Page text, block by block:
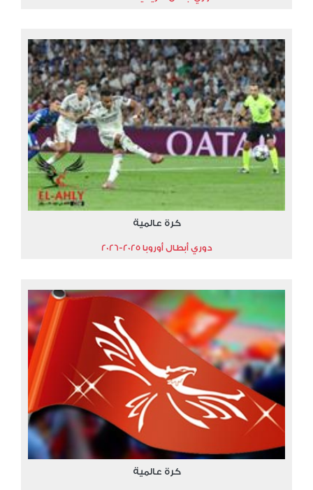
كرة عالمية
دوري أبطال أوروبا 2025-2026
كرة عالمية